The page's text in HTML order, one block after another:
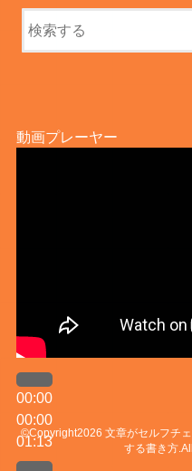
動画プレーヤー
00:00
00:00
01:13
©Copyright2026 文章がセルフチ
する書き方